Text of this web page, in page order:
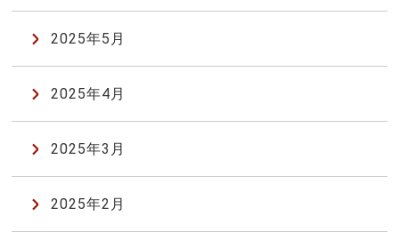
2025年5月
2025年4月
2025年3月
2025年2月